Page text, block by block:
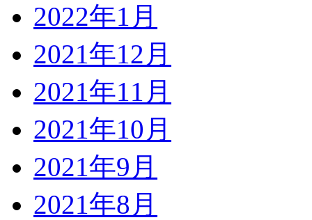
2022年1月
2021年12月
2021年11月
2021年10月
2021年9月
2021年8月